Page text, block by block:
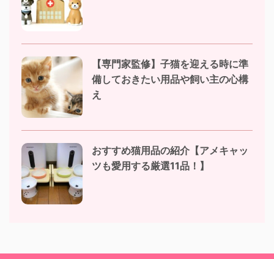
【専門家監修】子猫を迎える時に準
備しておきたい用品や飼い主の心構
え
おすすめ猫用品の紹介【アメキャッ
ツも愛用する厳選11品！】